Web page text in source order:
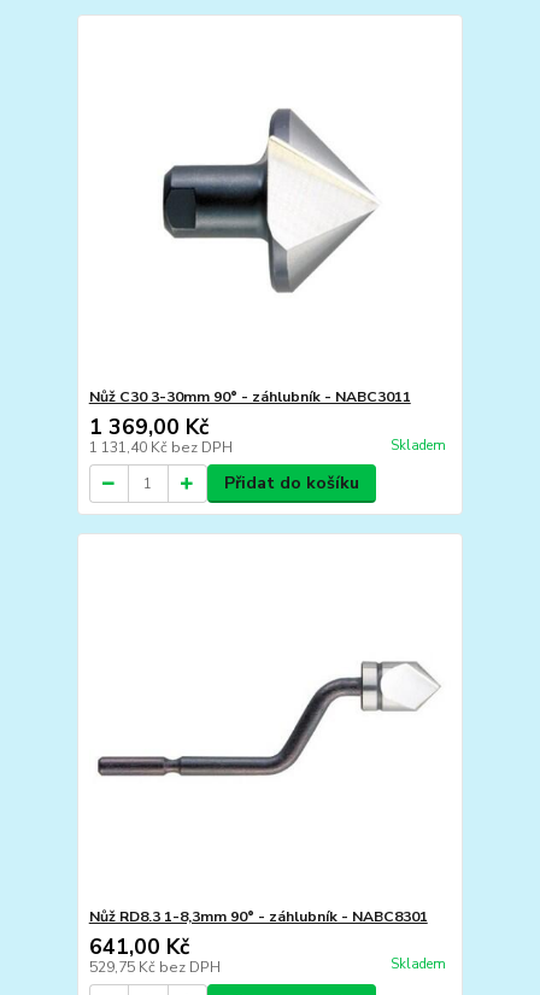
Nůž C30 3-30mm 90° - záhlubník - NABC3011
1 369,00 Kč
1 131,40 Kč bez DPH Skladem
Přidat do košíku
Nůž RD8.3 1-8,3mm 90° - záhlubník - NABC8301
641,00 Kč
529,75 Kč bez DPH Skladem